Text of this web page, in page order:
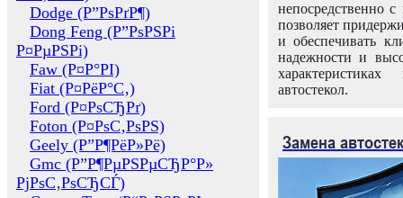
Dodge (Р”РѕРґР¶)
Dong Feng (Р”РѕРЅРі
Р¤РµРЅРі)
Faw (Р¤Р°РІ)
Fiat (Р¤РёР°С‚)
Ford (Р¤РѕСЂРґ)
Foton (Р¤РѕС‚РѕРЅ)
Geely (Р”Р¶РёР»Рё)
Gmc (Р”Р¶РµРЅРµСЂР°Р»
РјРѕС‚РѕСЂСЃ)
непосредственно
позволяет
и обеспечивать
надежности и
автостекол.
Замена